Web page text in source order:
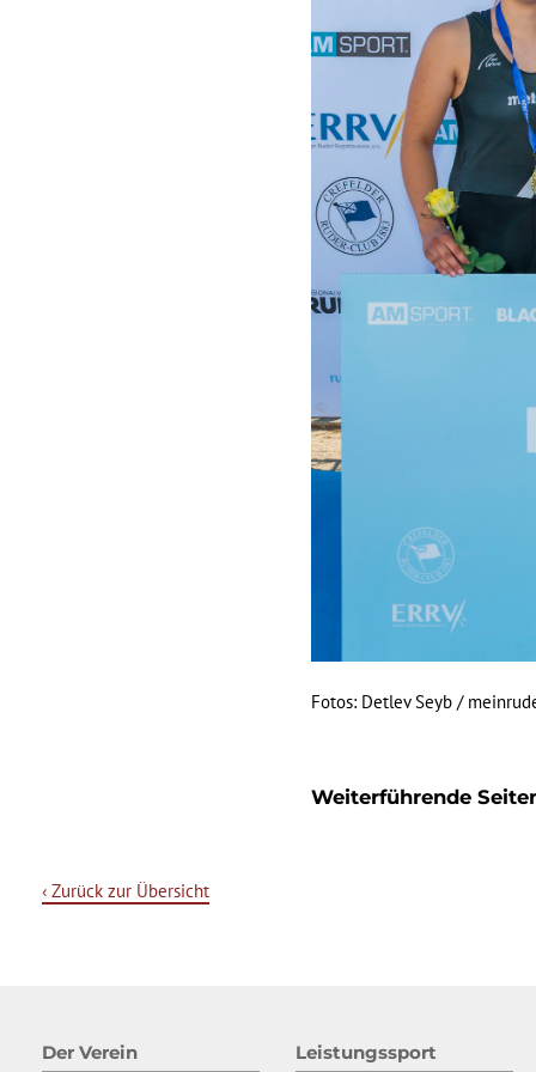
Fotos: Detlev Seyb /
Weiterführende
‹ Zurück zur Übersicht
Der Verein Leistungssport